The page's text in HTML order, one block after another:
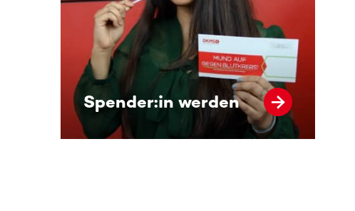
Spender:in werden